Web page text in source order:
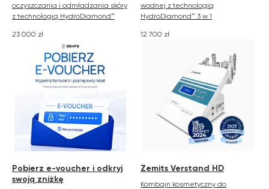
oczyszczania i odmładzania skóry
z technologią HydroDiamond™
23 000 zł
wodnej z technologią
HydroDiamond™ 3 w 1
12 700 zł
Pobierz e-voucher i odkryj
swoją zniżkę
Zemits Verstand HD
Kombajn kosmetyczny do